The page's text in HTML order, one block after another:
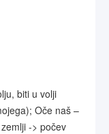
biti u volji
Oče naš –
-> počev